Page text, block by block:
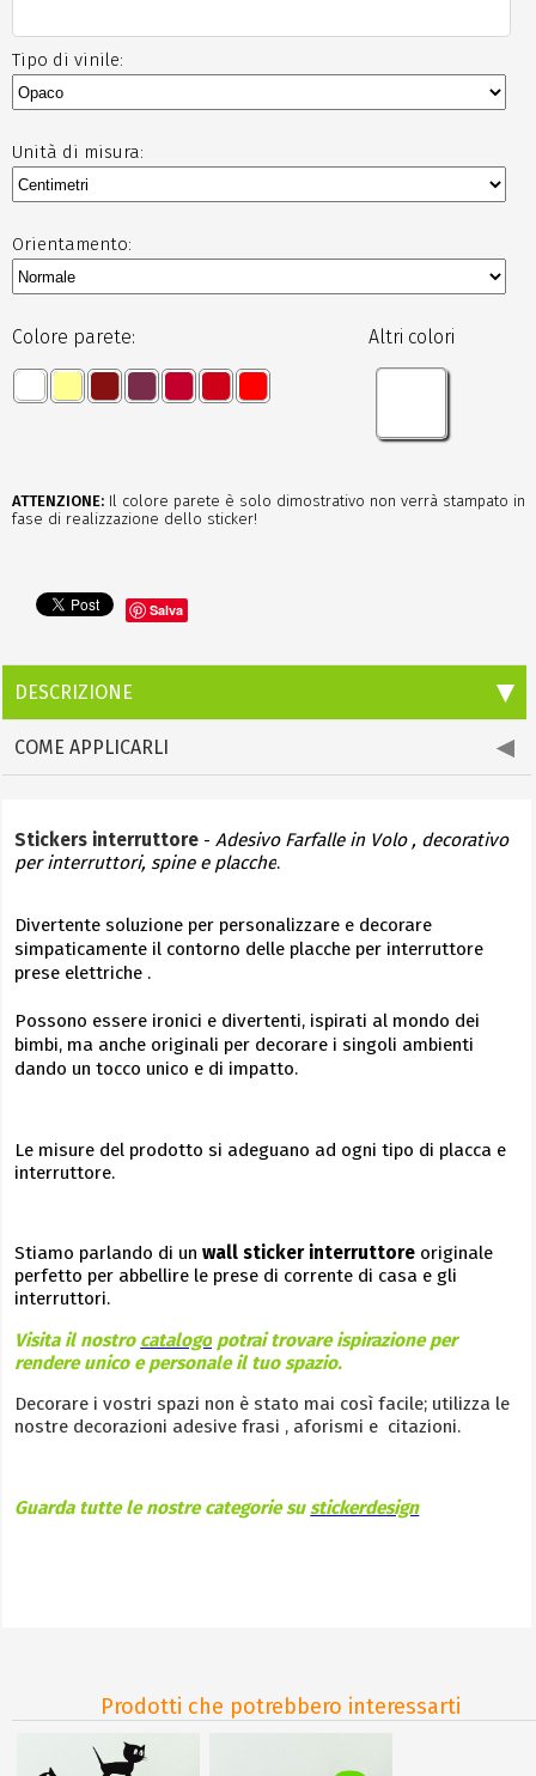
Tipo di vinile:
Unità di misura:
Orientamento:
Colore parete: Altri colori
ATTENZIONE: Il colore parete è solo dimostrativo non verrà stampato in
fase di realizzazione dello sticker!
Salva
DESCRIZIONE
COME APPLICARLI
Stickers interruttore -Adesivo Farfalle in Volo , decorativo
per interruttori, spine e placche.
Divertente soluzione per personalizzare e decorare
simpaticamente il contorno delle placche per interruttore
prese elettriche .
Possono essere ironici e divertenti, ispirati al mondo dei
bimbi, ma anche originali per decorare i singoli ambienti
dando un tocco unico e di impatto.
Le misure del prodotto si adeguano ad ogni tipo di placca e
interruttore.
Stiamo parlando di unwall sticker interruttore originale
perfetto per abbellire le prese di corrente di casa e gli
interruttori.
Visita il nostro catalogo potrai trovare ispirazione per
rendere unico e personale il tuo spazio.
Decorare i vostri spazi non è stato mai così facile; utilizza le
nostre decorazioni adesive frasi , aforismi e citazioni.
Guarda tutte le nostre categorie sustickerdesign
Prodotti che potrebbero interessarti